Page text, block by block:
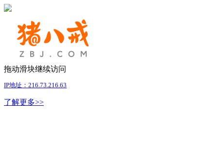
拖动滑块继续访问
IP地址：216.73.216.63
了解更多>>